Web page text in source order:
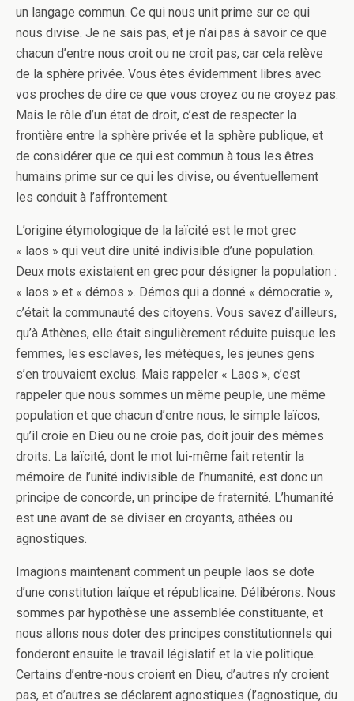
un langage commun. Ce qui nous unit prime sur ce qui
nous divise. Je ne sais pas, et je n’ai pas à savoir ce que
chacun d’entre nous croit ou ne croit pas, car cela relève
de la sphère privée. Vous êtes évidemment libres avec
vos proches de dire ce que vous croyez ou ne croyez pas.
Mais le rôle d’un état de droit, c’est de respecter la
frontière entre la sphère privée et la sphère publique, et
de considérer que ce qui est commun à tous les êtres
humains prime sur ce qui les divise, ou éventuellement
les conduit à l’affrontement.
L’origine étymologique de la laïcité est le mot grec
« laos » qui veut dire unité indivisible d’une population.
Deux mots existaient en grec pour désigner la population :
« laos » et « démos ». Démos qui a donné « démocratie »,
c’était la communauté des citoyens. Vous savez d’ailleurs,
qu’à Athènes, elle était singulièrement réduite puisque les
femmes, les esclaves, les métèques, les jeunes gens
s’en trouvaient exclus. Mais rappeler « Laos », c’est
rappeler que nous sommes un même peuple, une même
population et que chacun d’entre nous, le simple laïcos,
qu’il croie en Dieu ou ne croie pas, doit jouir des mêmes
droits. La laïcité, dont le mot lui-même fait retentir la
mémoire de l’unité indivisible de l’humanité, est donc un
principe de concorde, un principe de fraternité. L’humanité
est une avant de se diviser en croyants, athées ou
agnostiques.
Imagions maintenant comment un peuple laos se dote
d’une constitution laïque et républicaine. Délibérons. Nous
sommes par hypothèse une assemblée constituante, et
nous allons nous doter des principes constitutionnels qui
fonderont ensuite le travail législatif et la vie politique.
Certains d’entre-nous croient en Dieu, d’autres n’y croient
pas, et d’autres se déclarent agnostiques (l’agnostique, du